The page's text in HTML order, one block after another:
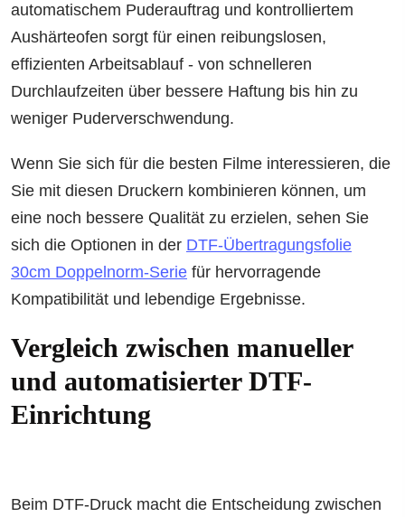
automatischem Puderauftrag und kontrolliertem
Aushärteofen sorgt für einen reibungslosen,
effizienten Arbeitsablauf - von schnelleren
Durchlaufzeiten über bessere Haftung bis hin zu
weniger Puderverschwendung.
Wenn Sie sich für die besten Filme interessieren, die
Sie mit diesen Druckern kombinieren können, um
eine noch bessere Qualität zu erzielen, sehen Sie
sich die Optionen in der DTF-Übertragungsfolie
30cm Doppelnorm-Serie für hervorragende
Kompatibilität und lebendige Ergebnisse.
Vergleich zwischen manueller
und automatisierter DTF-
Einrichtung
Beim DTF-Druck macht die Entscheidung zwischen